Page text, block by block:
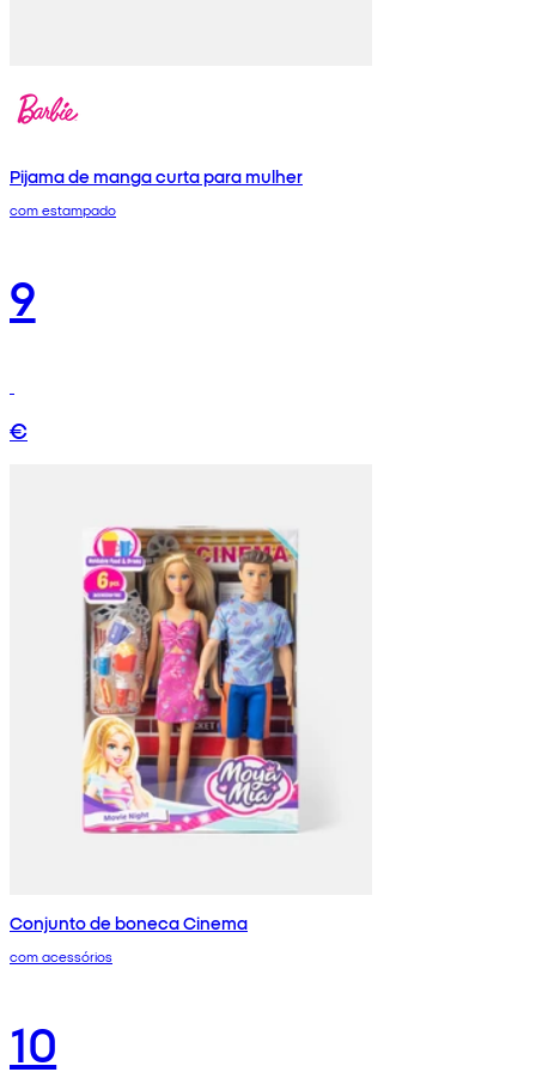
Pijama de manga curta para mulher
com estampado
9
€
Conjunto de boneca Cinema
com acessórios
10